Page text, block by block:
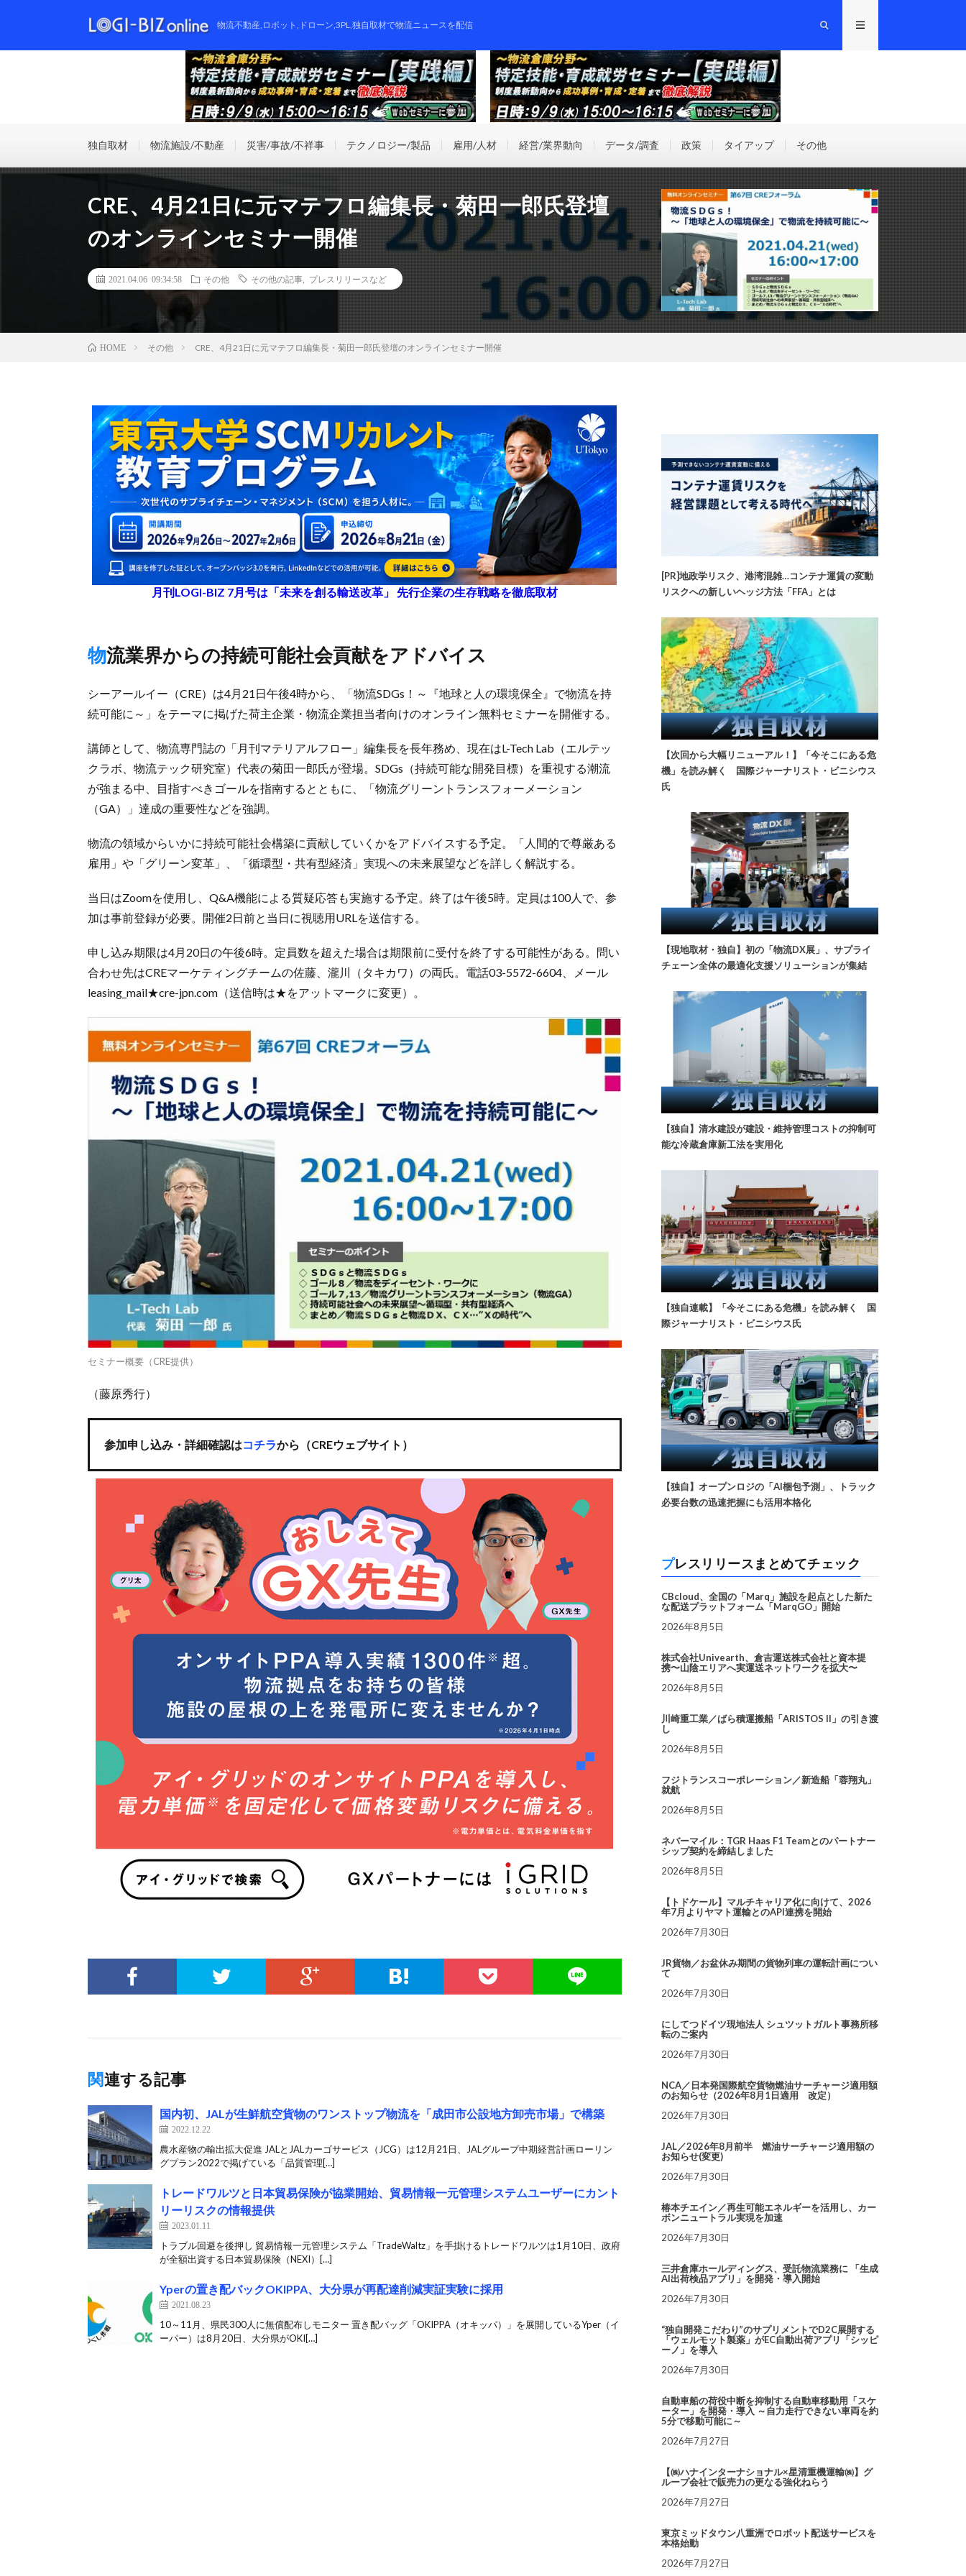
物流不動産,ロボット,ドローン,3PL,独自取材で物流ニュースを配信
独自取材 物流施設/不動産 災害/事故/不祥事 テクノロジー/製品 雇用/人材 経営/業界動向 データ/調査 政策 タイアップ その他
CRE、4月21日に元マテフロ編集長・菊田一郎氏登壇
のオンラインセミナー開催
2021.04.06 09:34:58 その他 その他の記事 プレスリリースなど
HOME その他 CRE、4月21日に元マテフロ編集長・菊田一郎氏登壇のオンラインセミナー開催
月刊LOGI-BIZ 7月号は「未来を創る輸送改革」 先行企業の生存戦略を徹底取材
物流業界からの持続可能社会貢献をアドバイス
シーアールイー（CRE）は4月21日午後4時から、「物流SDGs！～『地球と人の環境保全』で物流を持
続可能に～」をテーマに掲げた荷主企業・物流企業担当者向けのオンライン無料セミナーを開催する。
講師として、物流専門誌の「月刊マテリアルフロー」編集長を長年務め、現在はL-Tech Lab（エルテッ
クラボ、物流テック研究室）代表の菊田一郎氏が登場。SDGs（持続可能な開発目標）を重視する潮流
が強まる中、目指すべきゴールを指南するとともに、「物流グリーントランスフォーメーション
（GA）」達成の重要性などを強調。
物流の領域からいかに持続可能社会構築に貢献していくかをアドバイスする予定。「人間的で尊厳ある
雇用」や「グリーン変革」、「循環型・共有型経済」実現への未来展望などを詳しく解説する。
当日はZoomを使用し、Q&A機能による質疑応答も実施する予定。終了は午後5時。定員は100人で、参
加は事前登録が必要。開催2日前と当日に視聴用URLを送信する。
申し込み期限は4月20日の午後6時。定員数を超えた場合は期限前に受付を終了する可能性がある。問い
合わせ先はCREマーケティングチームの佐藤、瀧川（タキカワ）の両氏。電話03-5572-6604、メール
leasing_mail★cre-jpn.com（送信時は★をアットマークに変更）。
セミナー概要（CRE提供）
（藤原秀行）
参加申し込み・詳細確認はコチラから（CREウェブサイト）
関連する記事
国内初、JALが生鮮航空貨物のワンストップ物流を「成田市公設地方卸売市場」で構築
2022.12.22
農水産物の輸出拡大促進 JALとJALカーゴサービス（JCG）は12月21日、JALグループ中期経営計画ローリン
グプラン2022で掲げている「品質管理[…]
トレードワルツと日本貿易保険が協業開始、貿易情報一元管理システムユーザーにカント
リーリスクの情報提供
2023.01.11
トラブル回避を後押し 貿易情報一元管理システム「TradeWaltz」を手掛けるトレードワルツは1月10日、政府
が全額出資する日本貿易保険（NEXI）[…]
Yperの置き配バックOKIPPA、大分県が再配達削減実証実験に採用
2021.08.23
10～11月、県民300人に無償配布しモニター 置き配バッグ「OKIPPA（オキッパ）」を展開しているYper（イ
ーパー）は8月20日、大分県がOKI[…]
[PR]地政学リスク、港湾混雑…コンテナ運賃の変動
リスクへの新しいヘッジ方法「FFA」とは
【次回から大幅リニューアル！】「今そこにある危
機」を読み解く 国際ジャーナリスト・ビニシウス
氏
【現地取材・独自】初の「物流DX展」、サプライ
チェーン全体の最適化支援ソリューションが集結
【独自】清水建設が建設・維持管理コストの抑制可
能な冷蔵倉庫新工法を実用化
【独自連載】「今そこにある危機」を読み解く 国
際ジャーナリスト・ビニシウス氏
【独自】オープンロジの「AI梱包予測」、トラック
必要台数の迅速把握にも活用本格化
プレスリリースまとめてチェック
CBcloud、全国の「Marq」施設を起点とした新た
な配送プラットフォーム「MarqGO」開始
2026年8月5日
株式会社Univearth、倉吉運送株式会社と資本提
携〜山陰エリアへ実運送ネットワークを拡大〜
2026年8月5日
川崎重工業／ばら積運搬船「ARISTOS II」の引き渡
し
2026年8月5日
フジトランスコーポレーション／新造船「蓉翔丸」
就航
2026年8月5日
ネバーマイル：TGR Haas F1 Teamとのパートナー
シップ契約を締結しました
2026年8月5日
【トドケール】マルチキャリア化に向けて、2026
年7月よりヤマト運輸とのAPI連携を開始
2026年7月30日
JR貨物／お盆休み期間の貨物列車の運転計画につい
て
2026年7月30日
にしてつドイツ現地法人 シュツットガルト事務所移
転のご案内
2026年7月30日
NCA／日本発国際航空貨物燃油サーチャージ適用額
のお知らせ（2026年8月1日適用 改定）
2026年7月30日
JAL／2026年8月前半 燃油サーチャージ適用額の
お知らせ(変更)
2026年7月30日
椿本チエイン／再生可能エネルギーを活用し、カー
ボンニュートラル実現を加速
2026年7月30日
三井倉庫ホールディングス、受託物流業務に 「生成
AI出荷検品アプリ」を開発・導入開始
2026年7月30日
“独自開発こだわり”のサプリメントでD2C展開する
「ウェルモット製薬」がEC自動出荷アプリ「シッピ
ーノ」を導入
2026年7月30日
自動車船の荷役中断を抑制する自動車移動用「スケ
ーター」を開発・導入 ～自力走行できない車両を約
5分で移動可能に～
2026年7月27日
【㈱ハナインターナショナル×星清重機運輸㈱】グ
ループ会社で販売力の更なる強化ねらう
2026年7月27日
東京ミッドタウン八重洲でロボット配送サービスを
本格始動
2026年7月27日